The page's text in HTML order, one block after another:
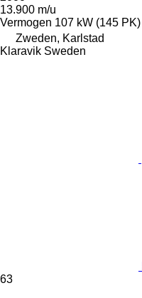
13.900 m/u
Vermogen 107 kW (145 PK)
Zweden, Karlstad
Klaravik Sweden
63